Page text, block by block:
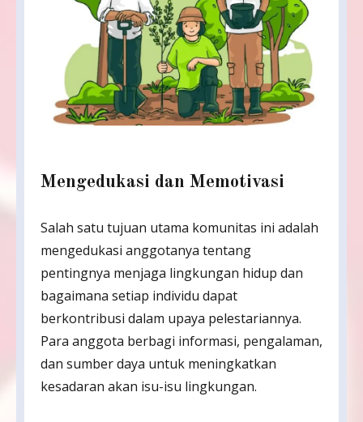
Mengedukasi dan Memotivasi
Salah satu tujuan utama komunitas ini adalah
mengedukasi anggotanya tentang
pentingnya menjaga lingkungan hidup dan
bagaimana setiap individu dapat
berkontribusi dalam upaya pelestariannya.
Para anggota berbagi informasi, pengalaman,
dan sumber daya untuk meningkatkan
kesadaran akan isu-isu lingkungan.